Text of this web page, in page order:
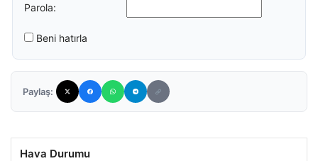
Parola:
Beni hatırla
Paylaş:
Hava Durumu